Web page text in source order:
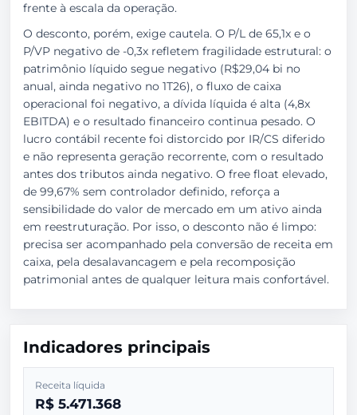
frente à escala da operação.
O desconto, porém, exige cautela. O P/L de 65,1x e o
P/VP negativo de -0,3x refletem fragilidade estrutural: o
patrimônio líquido segue negativo (R$29,04 bi no
anual, ainda negativo no 1T26), o fluxo de caixa
operacional foi negativo, a dívida líquida é alta (4,8x
EBITDA) e o resultado financeiro continua pesado. O
lucro contábil recente foi distorcido por IR/CS diferido
e não representa geração recorrente, com o resultado
antes dos tributos ainda negativo. O free float elevado,
de 99,67% sem controlador definido, reforça a
sensibilidade do valor de mercado em um ativo ainda
em reestruturação. Por isso, o desconto não é limpo:
precisa ser acompanhado pela conversão de receita em
caixa, pela desalavancagem e pela recomposição
patrimonial antes de qualquer leitura mais confortável.
Indicadores principais
Receita líquida
R$ 5.471.368